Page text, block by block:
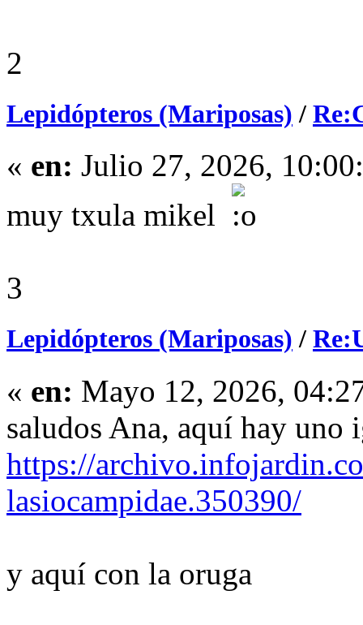
2
Lepidópteros (Mariposas) /
« en: Julio 27, 2026,
muy txula mikel
3
Lepidópteros (Mariposas) /
« en: Mayo 12, 2026,
saludos Ana, aquí hay uno
https://
lasiocampidae.350390/
y aquí con la oruga